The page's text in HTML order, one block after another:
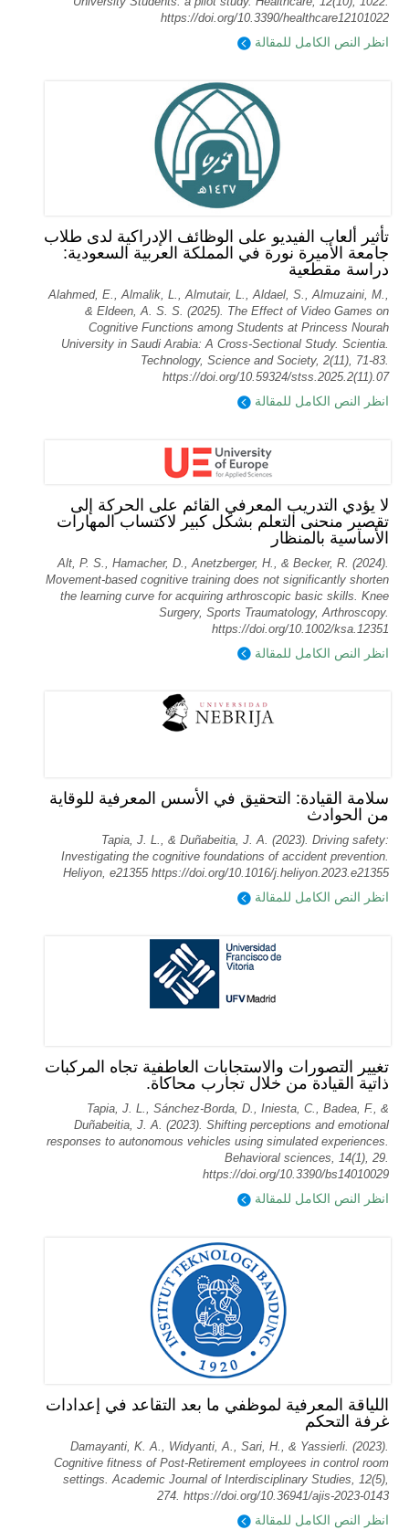
https://doi.org/10.3390/healthcare12101022
انظر النص الكامل للمقالة
تأثير ألعاب الفيديو على الوظائف الإدراكية لدى طلاب
جامعة الأميرة نورة في المملكة العربية السعودية:
دراسة مقطعية
Alahmed, E., Almalik, L., Almutair, L., Aldael, S., Almuzaini, M.,
& Eldeen, A. S. S. (2025). The Effect of Video Games on
Cognitive Functions among Students at Princess Nourah
University in Saudi Arabia: A Cross-Sectional Study. Scientia.
Technology, Science and Society, 2(11), 71-83.
https://doi.org/10.59324/stss.2025.2(11).07
انظر النص الكامل للمقالة
لا يؤدي التدريب المعرفي القائم على الحركة إلى
تقصير منحنى التعلم بشكل كبير لاكتساب المهارات
الأساسية بالمنظار
Alt, P. S., Hamacher, D., Anetzberger, H., & Becker, R. (2024).
Movement‐based cognitive training does not significantly shorten
the learning curve for acquiring arthroscopic basic skills. Knee
Surgery, Sports Traumatology, Arthroscopy.
https://doi.org/10.1002/ksa.12351
انظر النص الكامل للمقالة
سلامة القيادة: التحقيق في الأسس المعرفية للوقاية
من الحوادث
Tapia, J. L., & Duñabeitia, J. A. (2023). Driving safety:
Investigating the cognitive foundations of accident prevention.
Heliyon, e21355 https://doi.org/10.1016/j.heliyon.2023.e21355
انظر النص الكامل للمقالة
تغيير التصورات والاستجابات العاطفية تجاه المركبات
ذاتية القيادة من خلال تجارب محاكاة.
Tapia, J. L., Sánchez-Borda, D., Iniesta, C., Badea, F., &
Duñabeitia, J. A. (2023). Shifting perceptions and emotional
responses to autonomous vehicles using simulated experiences.
Behavioral sciences, 14(1), 29.
https://doi.org/10.3390/bs14010029
انظر النص الكامل للمقالة
اللياقة المعرفية لموظفي ما بعد التقاعد في إعدادات
غرفة التحكم
Damayanti, K. A., Widyanti, A., Sari, H., & Yassierli. (2023).
Cognitive fitness of Post-Retirement employees in control room
settings. Academic Journal of Interdisciplinary Studies, 12(5),
274. https://doi.org/10.36941/ajis-2023-0143
انظر النص الكامل للمقالة